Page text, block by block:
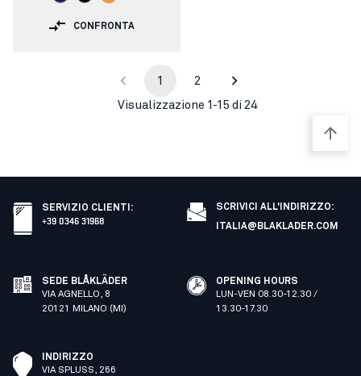
CONFRONTA
1 2
Visualizzazione 1-15 di 24
SERVIZIO CLIENTI :
+39 0346 31968
SCRIVICI ALL'INDIRIZZO:
ITALIA@BLAKLADER.COM
SEDE BLÅKLÄDER
VIA AGNELLO, 8
20121 MILANO (MI)
OPENING HOURS
LUN-VEN 08.30-12.30 /
13.30-17.30
INDIRIZZO
VIA SPLUSS, 266